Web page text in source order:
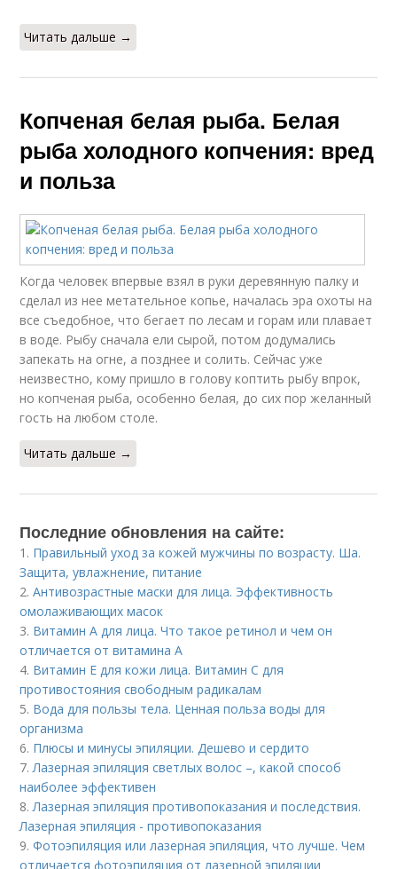
Читать дальше →
Копченая белая рыба. Белая
рыба холодного копчения: вред
и польза
Когда человек впервые взял в руки деревянную палку и
сделал из нее метательное копье, началась эра охоты на
все съедобное, что бегает по лесам и горам или плавает
в воде. Рыбу сначала ели сырой, потом додумались
запекать на огне, а позднее и солить. Сейчас уже
неизвестно, кому пришло в голову коптить рыбу впрок,
но копченая рыба, особенно белая, до сих пор желанный
гость на любом столе.
Читать дальше →
Последние обновления на сайте:
1. Правильный уход за кожей мужчины по возрасту. Ша.
Защита, увлажнение, питание
2.Антивозрастные маски для лица. Эффективность
омолаживающих масок
3. Витамин A для лица. Что такое ретинол и чем он
отличается от витамина А
4. Витамин Е для кожи лица. Витамин С для
противостояния свободным радикалам
5. Вода для пользы тела. Ценная польза воды для
организма
6. Плюсы и минусы эпиляции. Дешево и сердито
7.Лазерная эпиляция светлых волос –, какой способ
наиболее эффективен
8.Лазерная эпиляция противопоказания и последствия.
Лазерная эпиляция - противопоказания
9.Фотоэпиляция или лазерная эпиляция, что лучше. Чем
отличается фотоэпиляция от лазерной эпиляции